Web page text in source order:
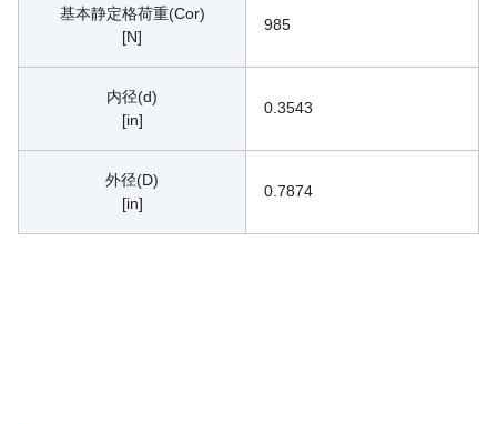
基本静定格荷重(Cor)
[N]
985
内径(d)
[in]
0.3543
外径(D)
[in]
0.7874